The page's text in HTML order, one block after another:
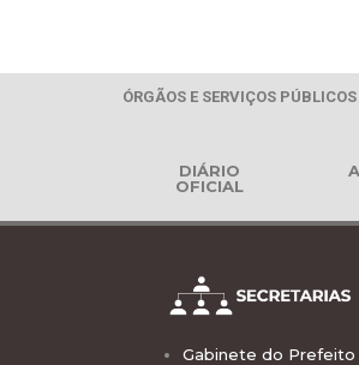
ÓRGÃOS E SERVIÇOS PÚBLICOS
DIÁRIO
OFICIAL
Gabinete do Prefeito